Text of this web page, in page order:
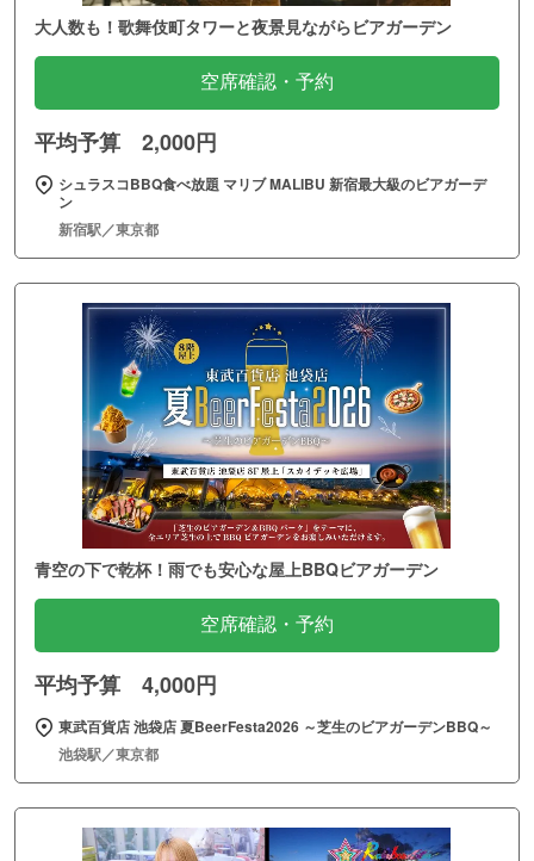
大人数も！歌舞伎町タワーと夜景見ながらビアガーデン
空席確認・予約
平均予算 2,000円
シュラスコBBQ食べ放題 マリブ MALIBU 新宿最大級のビアガーデ
ン
新宿駅／東京都
青空の下で乾杯！雨でも安心な屋上BBQビアガーデン
空席確認・予約
平均予算 4,000円
東武百貨店 池袋店 夏BeerFesta2026 ～芝生のビアガーデンBBQ～
池袋駅／東京都